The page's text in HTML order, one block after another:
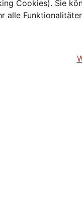
Cookies). Sie
alle